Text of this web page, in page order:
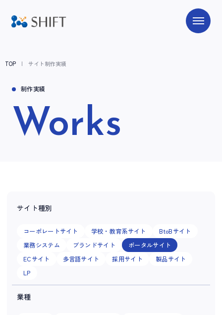
TOP サイト制作実績
制作実績
Works
サイト種別
コーポレートサイト 学校・教育系サイト
BtoBサイト
業務システム
ブランドサイト
ポータルサイト
ECサイト
多言語サイト 採用サイト
製品サイト
LP
業種